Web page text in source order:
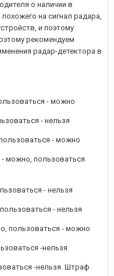
о наличии в
на сигнал радара,
и поэтому
рекомендуем
радар-детектора в
- можно
- нельзя
- можно
- можно, пользоваться
- нельзя
- нельзя
пользоваться - можно
-нельзя
-нельзя. Штраф